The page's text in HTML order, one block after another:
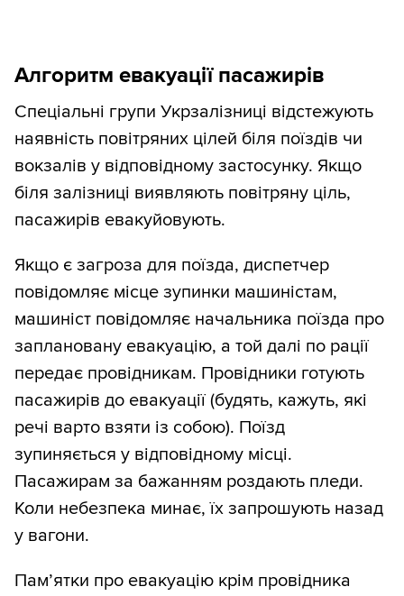
Алгоритм евакуації пасажирів
Спеціальні групи Укрзалізниці відстежують
наявність повітряних цілей біля поїздів чи
вокзалів у відповідному застосунку. Якщо
біля залізниці виявляють повітряну ціль,
пасажирів евакуйовують.
Якщо є загроза для поїзда, диспетчер
повідомляє місце зупинки машиністам,
машиніст повідомляє начальника поїзда про
заплановану евакуацію, а той далі по рації
передає провідникам. Провідники готують
пасажирів до евакуації (будять, кажуть, які
речі варто взяти із собою). Поїзд
зупиняється у відповідному місці.
Пасажирам за бажанням роздають пледи.
Коли небезпека минає, їх запрошують назад
у вагони.
Пам’ятки про евакуацію крім провідника